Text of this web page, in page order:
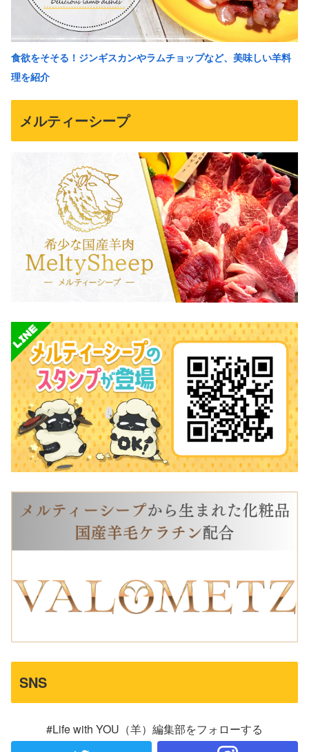
食欲をそそる！ジンギスカンやラムチョップなど、美味しい羊料
理を紹介
メルティーシープ
SNS
#Life with YOU（羊）編集部をフォローする